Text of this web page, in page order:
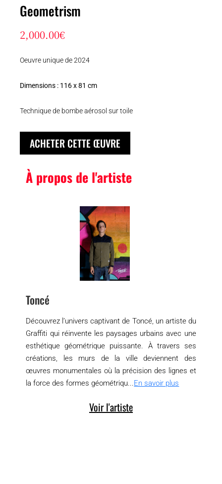
Geometrism
2,000.00€
Oeuvre unique de 2024
Dimensions : 116 x 81 cm
Technique de bombe aérosol sur toile
ACHETER CETTE ŒUVRE
À propos de l'artiste
Toncé
Découvrez l’univers captivant de Toncé, un artiste du
Graffiti qui réinvente les paysages urbains avec une
esthétique géométrique puissante. À travers ses
créations, les murs de la ville deviennent des
œuvres monumentales où la précision des lignes et
la force des formes géométriqu...En savoir plus
Voir l'artiste